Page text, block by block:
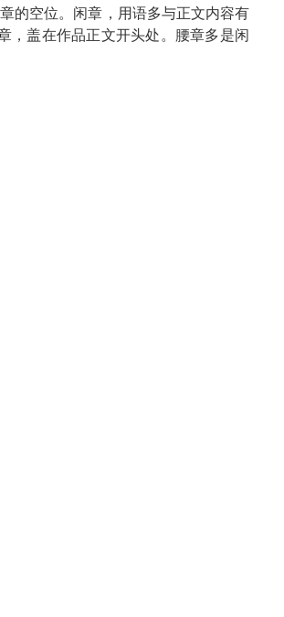
的空位。闲章，用语多与正文内容有
，盖在作品正文开头处。腰章多是闲